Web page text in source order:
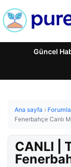
Güncel
Ana sayfa ›
Fenerbahçe Canlı
CANLI |